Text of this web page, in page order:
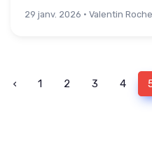
29 janv. 2026 · Valentin Roche
‹ 1 2 3 4